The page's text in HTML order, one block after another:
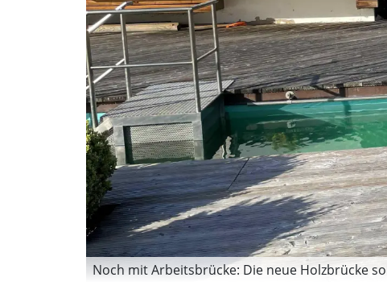
Noch mit Arbeitsbrücke: Die neue Holzbrücke